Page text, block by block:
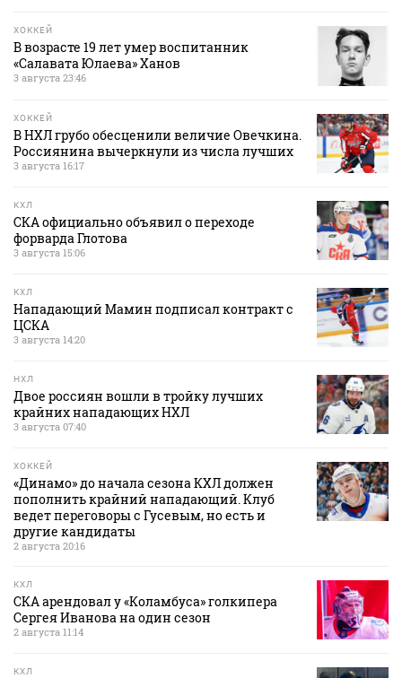
ХОККЕЙ
В возрасте 19 лет умер воспитанник
«Салавата Юлаева» Ханов
3 августа 23:46
ХОККЕЙ
В НХЛ грубо обесценили величие Овечкина.
Россиянина вычеркнули из числа лучших
3 августа 16:17
КХЛ
СКА официально объявил о переходе
форварда Глотова
3 августа 15:06
КХЛ
Нападающий Мамин подписал контракт с
ЦСКА
3 августа 14:20
НХЛ
Двое россиян вошли в тройку лучших
крайних нападающих НХЛ
3 августа 07:40
ХОККЕЙ
«Динамо» до начала сезона КХЛ должен
пополнить крайний нападающий. Клуб
ведет переговоры с Гусевым, но есть и
другие кандидаты
2 августа 20:16
КХЛ
СКА арендовал у «Коламбуса» голкипера
Сергея Иванова на один сезон
2 августа 11:14
КХЛ